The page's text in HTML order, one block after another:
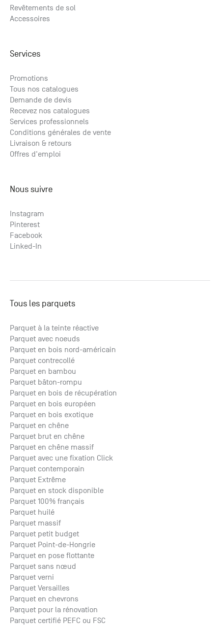
Revêtements de sol
Accessoires
Services
Promotions
Tous nos catalogues
Demande de devis
Recevez nos catalogues
Services professionnels
Conditions générales de vente
Livraison & retours
Offres d'emploi
Nous suivre
Instagram
Pinterest
Facebook
Linked-In
Tous les parquets
Parquet à la teinte réactive
Parquet avec noeuds
Parquet en bois nord-américain
Parquet contrecollé
Parquet en bambou
Parquet bâton-rompu
Parquet en bois de récupération
Parquet en bois européen
Parquet en bois exotique
Parquet en chêne
Parquet brut en chêne
Parquet en chêne massif
Parquet avec une fixation Click
Parquet contemporain
Parquet Extrême
Parquet en stock disponible
Parquet 100% français
Parquet huilé
Parquet massif
Parquet petit budget
Parquet Point-de-Hongrie
Parquet en pose flottante
Parquet sans nœud
Parquet verni
Parquet Versailles
Parquet en chevrons
Parquet pour la rénovation
Parquet certifié PEFC ou FSC